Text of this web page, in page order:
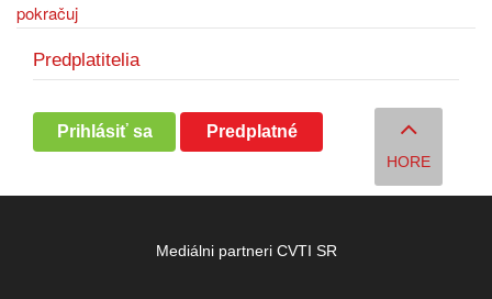
pokračuj
Predplatitelia
Prihlásiť sa Predplatné
HORE
Mediálni partneri CVTI SR